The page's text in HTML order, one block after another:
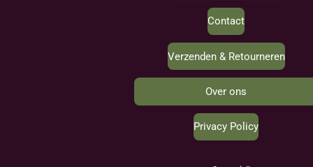
Contact
Verzenden & Retourneren
Over ons
Privacy Policy